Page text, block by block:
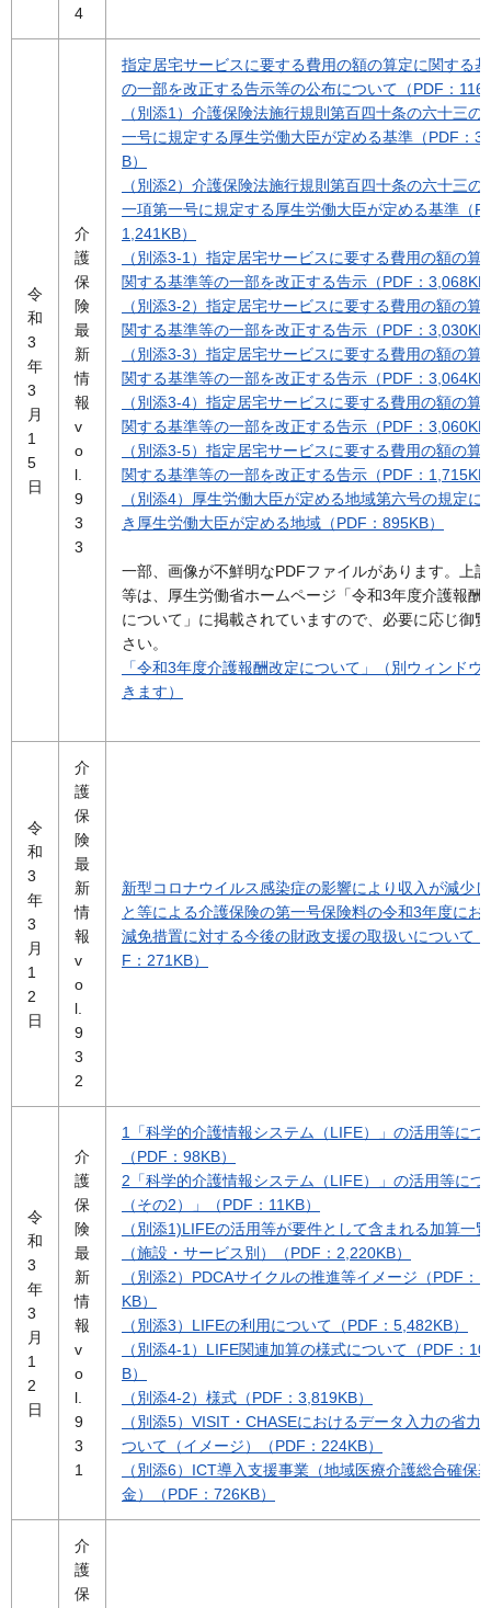
4
令
和
3
年
3
月
1
5
日
介
護
保
険
最
新
情
報
v
o
l.
9
3
3
指定居宅サービスに要する費用の額の算定に関する
の一部を改正する告示等の公布について（PDF：
（別添1）介護保険法施行規則第百四十条の六十三の
一号に規定する厚生労働大臣が定める基準（PDF：
B）
（別添2）介護保険法施行規則第百四十条の六十三の
一項第一号に規定する厚生労働大臣が定める基準（
1,241KB）
（別添3-1）指定居宅サービスに要する費用の額の算
関する基準等の一部を改正する告示（PDF：3,068KB
（別添3-2）指定居宅サービスに要する費用の額の算
関する基準等の一部を改正する告示（PDF：3,030KB
（別添3-3）指定居宅サービスに要する費用の額の算
関する基準等の一部を改正する告示（PDF：3,064KB
（別添3-4）指定居宅サービスに要する費用の額の算
関する基準等の一部を改正する告示（PDF：3,060KB
（別添3-5）指定居宅サービスに要する費用の額の算
関する基準等の一部を改正する告示（PDF：1,715KB
（別添4）厚生労働大臣が定める地域第六号の規定に
き厚生労働大臣が定める地域（PDF：895KB）
一部、画像が不鮮明なPDFファイルがあります。上
等は、厚生労働省ホームページ「令和3年度介護報酬
について」に掲載されていますので、必要に応じ御
さい。
「令和3年度介護報酬改定について」（別ウィンドウ
きます）
令
和
3
年
3
月
1
2
日
介
護
保
険
最
新
情
報
v
o
l.
9
3
2
新型コロナウイルス感染症の影響により収入が減少
と等による介護保険の第一号保険料の令和3年度にお
減免措置に対する今後の財政支援の取扱いについて
F：271KB）
令
和
3
年
3
月
1
2
日
介
護
保
険
最
新
情
報
v
o
l.
9
3
1
1「科学的介護情報システム（LIFE）」の活用等につ
（PDF：98KB）
2「科学的介護情報システム（LIFE）」の活用等につ
（その2）」（PDF：11KB）
（別添1)LIFEの活用等が要件として含まれる加算一覧
（施設・サービス別）（PDF：2,220KB）
（別添2）PDCAサイクルの推進等イメージ（PDF：
KB）
（別添3）LIFEの利用について（PDF：5,482KB）
（別添4-1）LIFE関連加算の様式について（PDF：
B）
（別添4-2）様式（PDF：3,819KB）
（別添5）VISIT・CHASEにおけるデータ入力の省力
ついて（イメージ）（PDF：224KB）
（別添6）ICT導入支援事業（地域医療介護総合確保
金）（PDF：726KB）
介
護
保